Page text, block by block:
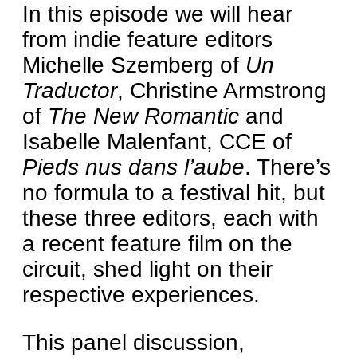
In this episode we will hear
from indie feature editors
Michelle Szemberg of Un
Traductor, Christine Armstrong
of The New Romantic and
Isabelle Malenfant, CCE of
Pieds nus dans l’aube. There’s
no formula to a festival hit, but
these three editors, each with
a recent feature film on the
circuit, shed light on their
respective experiences.
This panel discussion,